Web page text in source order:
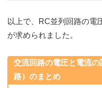
以上で、RC並列回路の電
が求められました。
交流回路の電圧と電流
路）のまとめ